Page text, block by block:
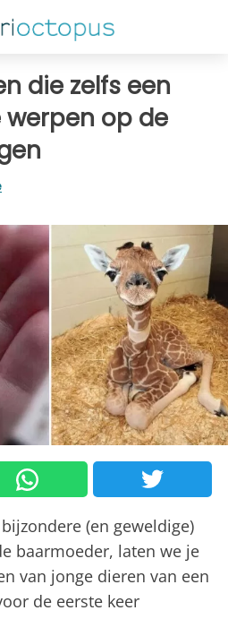
die zelfs een
op de
(en geweldige)
baarmoeder, laten we je
van jonge dieren van een
de eerste keer